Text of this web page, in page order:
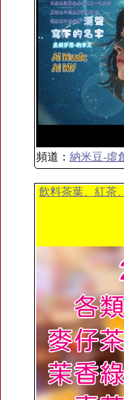
頻道： 納米豆-虛
飲料茶葉、紅茶